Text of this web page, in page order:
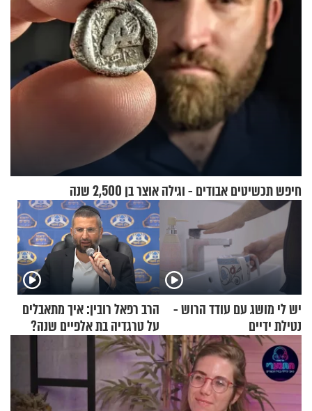
חיפש תכשיטים אבודים - וגילה אוצר בן 2,500 שנה
יש לי מושג עם עודד הרוש -
נטילת ידיים
הרב רפאל רובין: איך מתאבלים
על טרגדיה בת אלפיים שנה?